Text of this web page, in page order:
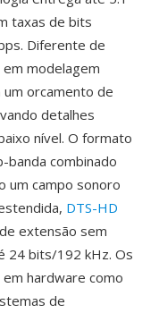
taxas de bits
Diferente de
modelagem
um orcamento de
detalhes
nível. O formato
banda combinado
um campo sonoro
DTS-HD
extensão sem
24 bits/192 kHz. Os
hardware como
de